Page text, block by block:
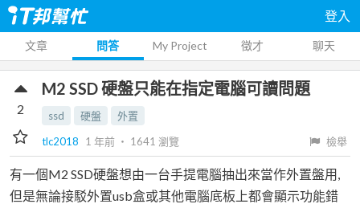
登入
文章 問答 My Project 徵才 聊天
M2 SSD 硬盤只能在指定電腦可讀問題
ssd 硬盤
外置
tlc2018
1 年前 ‧ 1641 瀏覽 檢舉
2
有一個M2 SSD硬盤想由一台手提電腦抽出來當作外置盤用,
但是無論接駁外置usb盒或其他電腦底板上都會顯示功能錯